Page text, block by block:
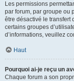
Les permissions
par forum, par groupe ou
être désactivé le transfert
certains groupes
d’informations, veuillez
Haut
Pourquoi ai-je reçu un
Chaque forum a son